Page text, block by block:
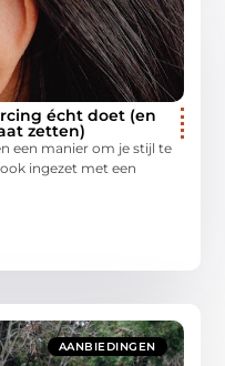
écht doet (en
zetten)
een manier om je stijl te
ingezet met een
AANBIEDINGEN